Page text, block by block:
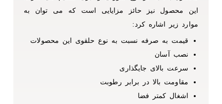
این محصول نیز حائز مزایایی است که می توان به
موارد زیر اشاره کرد:
قیمت به صرفه نسبت به نوع حلقوی این محصولات
نصب آسان
سرعت بالای جایگذاری
مقاومت بالا در برابر رطوبت
اشغال کمتر فضا